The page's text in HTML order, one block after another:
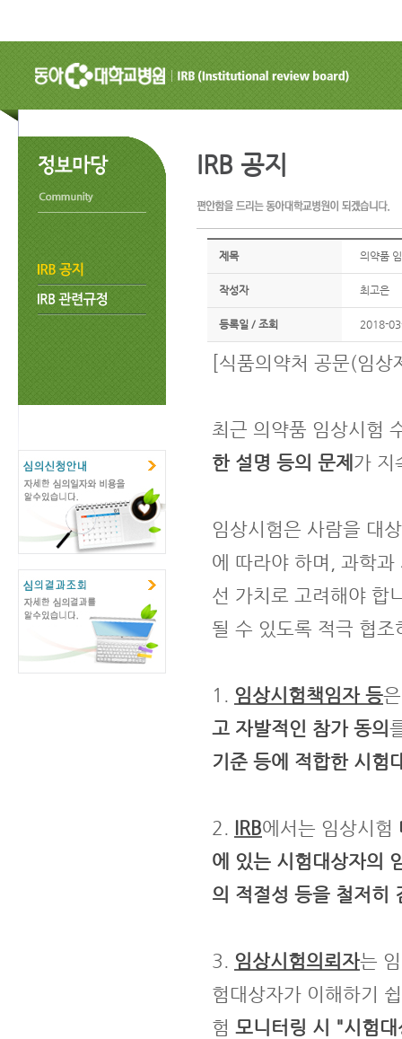
IRB 공지
제목 의약품
작성자 최고은
등록일 / 조회 2018-
[식품의약처 공문(임
최근 의약품 임상시험
한 설명 등의 문제 가 지
임상시험은 사람을 대
에 따라야 하며, 과학과
선 가치로 고려해야 합
될 수 있도록 적극 협
1. 임상시험책임자 등
고 자발적인 참가 동의
기준 등에 적합한 시험
2. IRB에서는 임상시험
에 있는 시험대상자의
의 적절성 등을 철저히
3. 임상시험의뢰자는
험대상자가 이해하기
험 모니터링 시 "시험